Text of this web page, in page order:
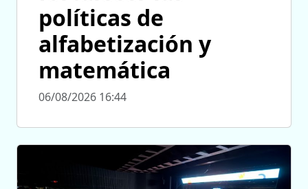
políticas de
alfabetización y
matemática
06/08/2026 16:44